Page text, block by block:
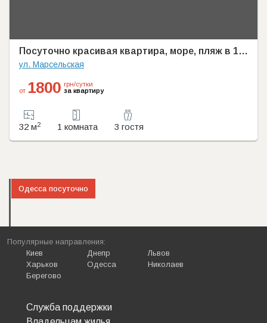
Посуточно красивая квартира, море, пляж в 10 минутах.
ул. Марсельская
от 1800 грн/сутки
за квартиру
32 м2 1 комната 3 гостя
Одесса посуточно
Популярные направления:
Киев
Днепр
Львов
Харьков
Одесса
Николаев
Берегово
Служба поддержки